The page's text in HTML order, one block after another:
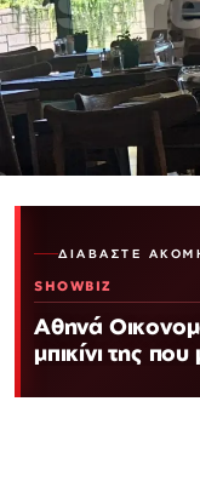
ΔΙΑΒΆΣΤΕ
SHOWBIZ
Αθηνά
μπικίνι της